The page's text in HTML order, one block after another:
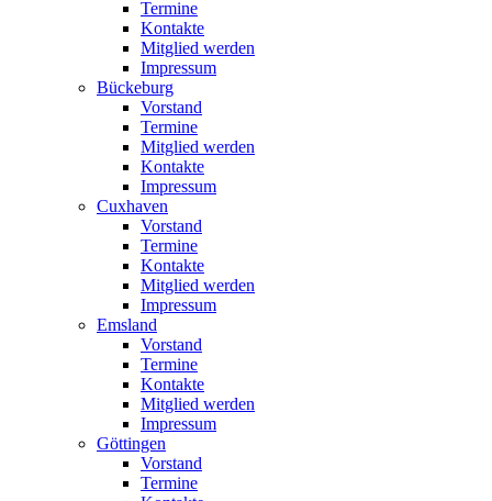
Termine
Kontakte
Mitglied werden
Impressum
Bückeburg
Vorstand
Termine
Mitglied werden
Kontakte
Impressum
Cuxhaven
Vorstand
Termine
Kontakte
Mitglied werden
Impressum
Emsland
Vorstand
Termine
Kontakte
Mitglied werden
Impressum
Göttingen
Vorstand
Termine